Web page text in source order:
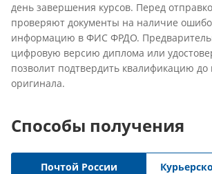
день завершения курсов. Перед
проверяют документы на наличие
информацию в ФИС ФРДО.
цифровую версию диплома или
позволит подтвердить квалификацию до
оригинала.
Способы получения
Почтой России